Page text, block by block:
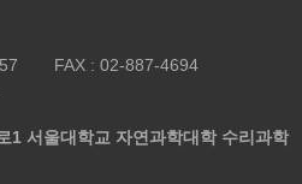
FAX : 02-887-4694
1 서울대학교 자연과학대학 수리과학